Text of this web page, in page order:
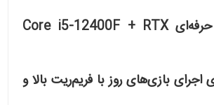
کیس گیمینگ حرفه‌ای Core i5‑12400F + RTX
اجرای بازی‌های روز با فریم‌ریت بالا و